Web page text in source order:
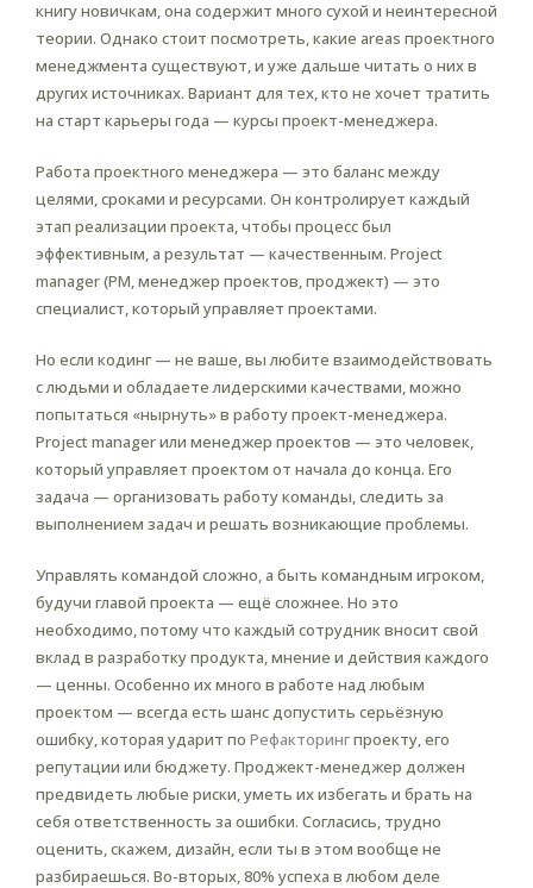
книгу новичкам, она содержит много сухой и неинтересной
теории. Однако стоит посмотреть, какие areas проектного
менеджмента существуют, и уже дальше читать о них в
других источниках. Вариант для тех, кто не хочет тратить
на старт карьеры года — курсы проект-менеджера.
Работа проектного менеджера — это баланс между
целями, сроками и ресурсами. Он контролирует каждый
этап реализации проекта, чтобы процесс был
эффективным, а результат — качественным. Project
manager (PM, менеджер проектов, проджект) — это
специалист, который управляет проектами.
Но если кодинг — не ваше, вы любите взаимодействовать
с людьми и обладаете лидерскими качествами, можно
попытаться «нырнуть» в работу проект-менеджера.
Project manager или менеджер проектов — это человек,
который управляет проектом от начала до конца. Его
задача — организовать работу команды, следить за
выполнением задач и решать возникающие проблемы.
Управлять командой сложно, а быть командным игроком,
будучи главой проекта — ещё сложнее. Но это
необходимо, потому что каждый сотрудник вносит свой
вклад в разработку продукта, мнение и действия каждого
— ценны. Особенно их много в работе над любым
проектом — всегда есть шанс допустить серьёзную
ошибку, которая ударит по Рефакторингпроекту, его
репутации или бюджету. Проджект-менеджер должен
предвидеть любые риски, уметь их избегать и брать на
себя ответственность за ошибки. Согласись, трудно
оценить, скажем, дизайн, если ты в этом вообще не
разбираешься. Во-вторых, 80% успеха в любом деле